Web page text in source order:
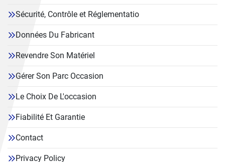
Sécurité, Contrôle et Réglementatio
Données Du Fabricant
Revendre Son Matériel
Gérer Son Parc Occasion
Le Choix De L'occasion
Fiabilité Et Garantie
Contact
Privacy Policy